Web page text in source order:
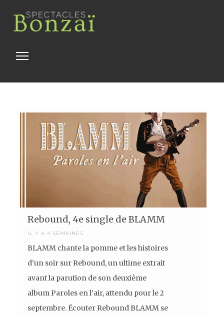
Toggle
Rebound, 4e single de BLAMM
IL Y A 4 SEMAINES
BLAMM chante la pomme et les histoires
d’un soir sur Rebound, un ultime extrait
avant la parution de son deuxième
album Paroles en l’air, attendu pour le 2
septembre. Écouter Rebound BLAMM se